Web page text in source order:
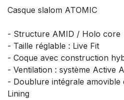
Casque slalom ATOMIC
- Structure AMID / Holo core
- Taille réglable : Live Fit
- Coque avec construction
- Ventilation : système Active
- Doublure intégrale amovible
Lining